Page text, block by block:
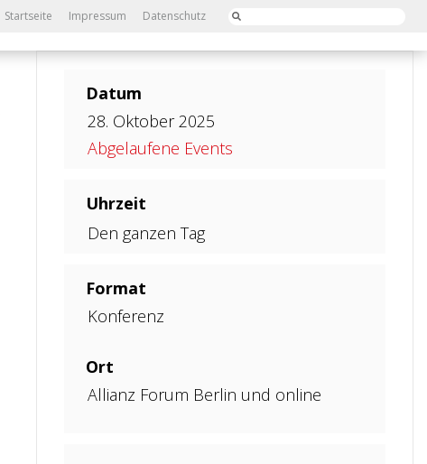
Startseite Impressum Datenschutz
Datum
28. Oktober 2025
Abgelaufene Events
Uhrzeit
Den ganzen Tag
Format
Konferenz
Ort
Allianz Forum Berlin und online